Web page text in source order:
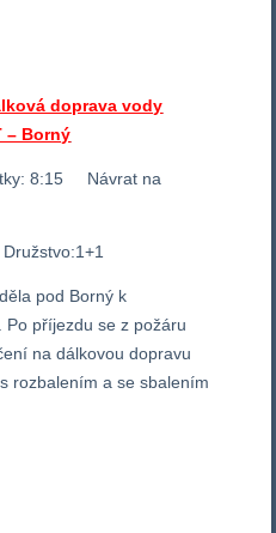
doprava vody
– Borný
8:15 Návrat na
pod Borný k
Po příjezdu se z požáru
na dálkovou dopravu
rozbalením a se sbalením